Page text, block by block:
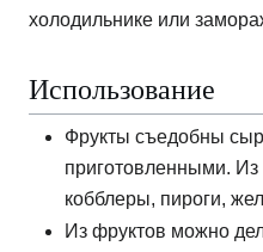
холодильнике или
Использование
Фрукты съедобны
приготовленными. Из
кобблеры, пироги,
Из фруктов можно